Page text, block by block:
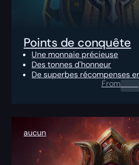
Points de conquête
Une monnaie précieuse
Des tonnes d'honneur
De superbes récompenses
From0.00
aucun